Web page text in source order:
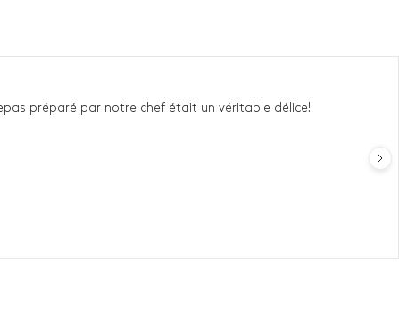
préparé par notre chef était un véritable délice!